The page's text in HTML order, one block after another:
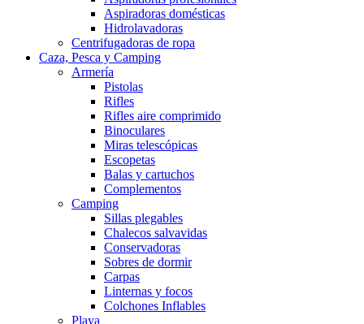
Aspiradoras domésticas
Hidrolavadoras
Centrifugadoras de ropa
Caza, Pesca y Camping
Armería
Pistolas
Rifles
Rifles aire comprimido
Binoculares
Miras telescópicas
Escopetas
Balas y cartuchos
Complementos
Camping
Sillas plegables
Chalecos salvavidas
Conservadoras
Sobres de dormir
Carpas
Linternas y focos
Colchones Inflables
Playa